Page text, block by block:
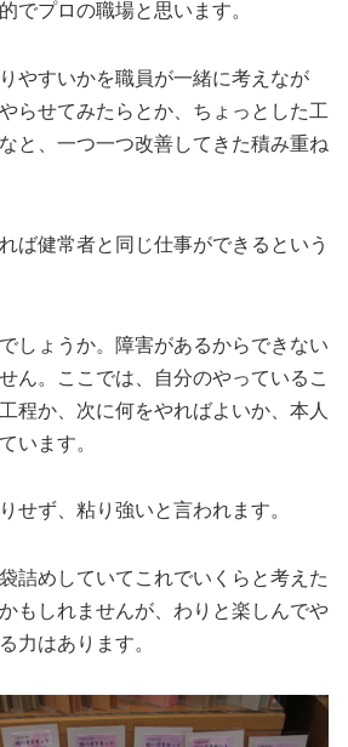
でプロの職場と思います。
やすいかを職員が一緒に考えなが
らせてみたらとか、ちょっとした工
と、一つ一つ改善してきた積み重ね
ば健常者と同じ仕事ができるという
しょうか。障害があるからできない
ん。ここでは、自分のやっているこ
程か、次に何をやればよいか、本人
います。
せず、粘り強いと言われます。
詰めしていてこれでいくらと考えた
もしれませんが、わりと楽しんでや
力はあります。